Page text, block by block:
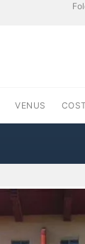
VENUS